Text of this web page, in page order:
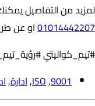
لمزيد من التفاصيل
01014442207او عن
#تيم_كواليتي
9001
,
ISO
,ادارة,